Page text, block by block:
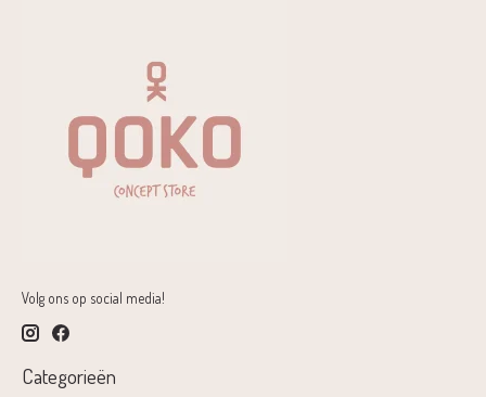
Volg ons op social media!
Categorieën